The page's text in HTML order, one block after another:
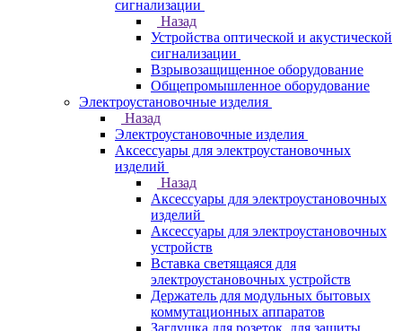
сигнализации
Назад
Устройства оптической и акустической
сигнализации
Взрывозащищенное оборудование
Общепромышленное оборудование
Электроустановочные изделия
Назад
Электроустановочные изделия
Аксессуары для электроустановочных
изделий
Назад
Аксессуары для электроустановочных
изделий
Аксессуары для электроустановочных
устройств
Вставка светящаяся для
электроустановочных устройств
Держатель для модульных бытовых
коммутационных аппаратов
Заглушка для розеток, для защиты